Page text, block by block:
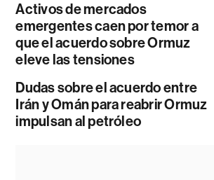
Activos de mercados
emergentes caen por temor a
que el acuerdo sobre Ormuz
eleve las tensiones
Dudas sobre el acuerdo entre
Irán y Omán para reabrir Ormuz
impulsan al petróleo